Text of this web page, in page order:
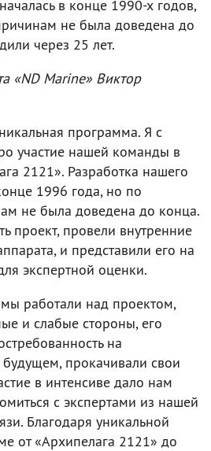
в конце 1990-х годов,
не была доведена до
через 25 лет.
«ND Marine» Виктор
программа. Я с
участие нашей команды в
2121». Разработка нашего
1996 года, но по
не была доведена до конца.
проект, провели внутренние
и представили его на
экспертной оценки.
работали над проектом,
и слабые стороны, его
на
прокачивали свои
в интенсиве дало нам
с экспертами из нашей
Благодаря уникальной
от «Архипелага 2121» до